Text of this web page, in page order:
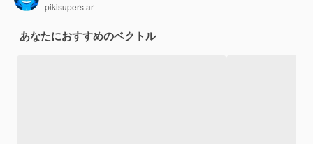
pikisuperstar
あなたにおすすめのベクトル